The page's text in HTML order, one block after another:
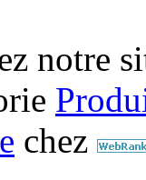
notre
chez